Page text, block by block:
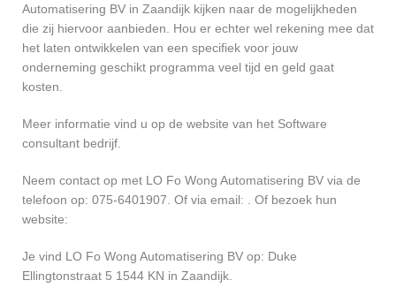
Automatisering BV in Zaandijk kijken naar de mogelijkheden
die zij hiervoor aanbieden. Hou er echter wel rekening mee dat
het laten ontwikkelen van een specifiek voor jouw
onderneming geschikt programma veel tijd en geld gaat
kosten.
Meer informatie vind u op de website van het Software
consultant bedrijf.
Neem contact op met LO Fo Wong Automatisering BV via de
telefoon op: 075-6401907. Of via email:
. Of bezoek hun
website:
Je vind LO Fo Wong Automatisering BV op: Duke
Ellingtonstraat 5 1544 KN in Zaandijk.